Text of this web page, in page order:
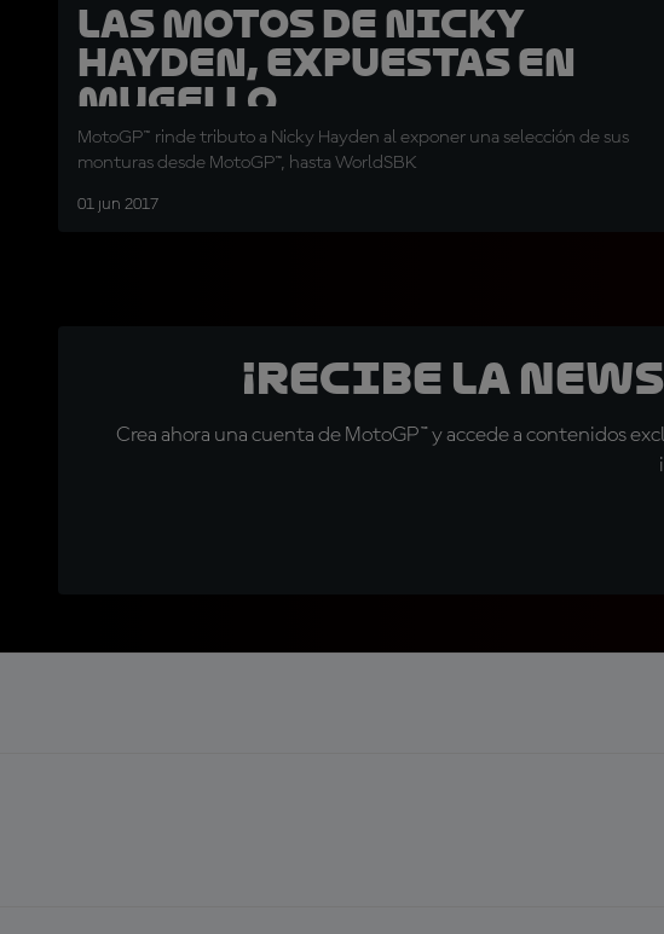
Las motos de Nicky
Hayden, expuestas en
Mugello
MotoGP™ rinde tributo a Nicky Hayden al exponer una selección de sus
monturas desde MotoGP™, hasta WorldSBK
01 jun 2017
¡Recibe la
Crea ahora una cuenta de MotoGP™ y accede a contenidos